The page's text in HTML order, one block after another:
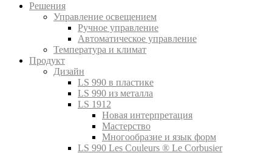
Решения
Управление освещением
Ручное управление
Автоматическое управление
Температура и климат
Продукт
Дизайн
LS 990 в пластике
LS 990 из металла
LS 1912
Новая интерпретация
Мастерство
Многообразие и язык форм
LS 990 Les Couleurs ® Le Corbusier